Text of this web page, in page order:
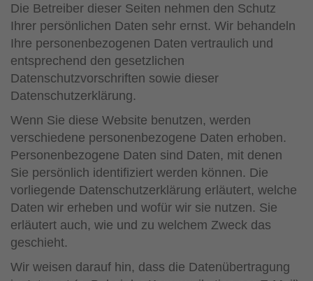
Die Betreiber dieser Seiten nehmen den Schutz
Ihrer persönlichen Daten sehr ernst. Wir behandeln
Ihre personenbezogenen Daten vertraulich und
entsprechend den gesetzlichen
Datenschutzvorschriften sowie dieser
Datenschutzerklärung.
Wenn Sie diese Website benutzen, werden
verschiedene personenbezogene Daten erhoben.
Personenbezogene Daten sind Daten, mit denen
Sie persönlich identifiziert werden können. Die
vorliegende Datenschutzerklärung erläutert, welche
Daten wir erheben und wofür wir sie nutzen. Sie
erläutert auch, wie und zu welchem Zweck das
geschieht.
Wir weisen darauf hin, dass die Datenübertragung